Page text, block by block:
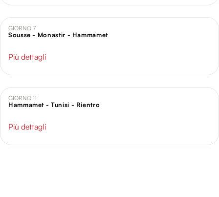
GIORNO 7
Sousse - Monastir - Hammamet
Più dettagli
GIORNO 11
Hammamet - Tunisi - Rientro
Più dettagli